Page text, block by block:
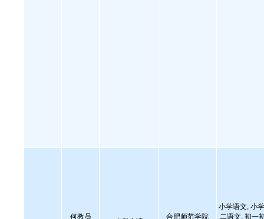
何教员 合肥师范学院
小学语文, 小
二语文, 初一